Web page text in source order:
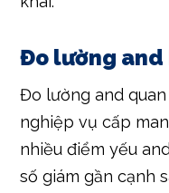
Đo lường and
Đo lường and
nghiệp vụ cấp
nhiều điểm yếu
số giám gần cạnh